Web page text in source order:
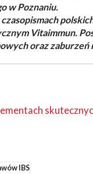
w Poznaniu.
Vitaimmun.
oraz
IBS